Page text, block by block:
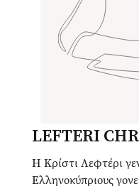
LEFTERI
Η Κρίστι Λεφτέρι
Ελληνοκύπριους